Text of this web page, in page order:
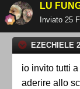
LU
Inviato 25
EZECHIELE
io invito tutti
aderire allo